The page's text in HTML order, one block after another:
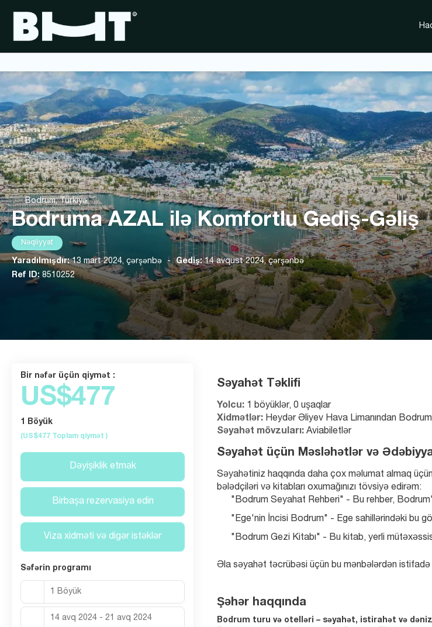
Bodrum, Türkiyə
Bodruma AZAL ilə Komfortlu Gediş-Gəliş
Nəqliyyat
Yaradılmışdır:13 mart 2024, çərşənbə - Gediş:14 avqust 2024, çərşənbə
Ref ID: 8510252
Səyahət Təklifi
Yolcu: 1 böyüklər, 0 uşaqlar
Xidmətlər: Heydər Əliyev Hava Limanından
Səyahət mövzuları: Aviabiletlər
Səyahət üçün Məsləhətlər və
Səyahətiniz haqqında daha çox məlumat almaq
bələdçiləri və kitabları oxumağınızı tövsiyə edirəm:
"Bodrum Seyahat Rehberi" - Bu rehber,
"Ege'nin İncisi Bodrum" - Ege sahillərindəki bu
"Bodrum Gezi Kitabı" - Bu kitab, yerli
Əla səyahət təcrübəsi üçün bu mənbələrdən
Şəhər haqqında
Bodrum turu və otelləri – səyahət, istirahət və
Bir nəfər üçün qiymət :
US$477
1 Böyük
(US$477 Toplam qiymət )
Dəyişiklik etmək
Birbaşa rezervasiya edin
Viza xidməti və digər istəklər
Səfərin programı
1 Böyük
14 avq 2024 - 21 avq 2024